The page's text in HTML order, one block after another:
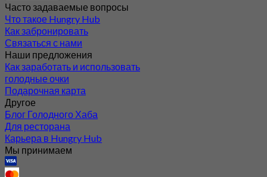
Часто задаваемые вопросы
Что такое Hungry Hub
Как забронировать
Связаться с нами
Наши предложения
Как заработать и использовать
голодные очки
Подарочная карта
Другое
Блог Голодного Хаба
Для ресторана
Карьера в Hungry Hub
Мы принимаем